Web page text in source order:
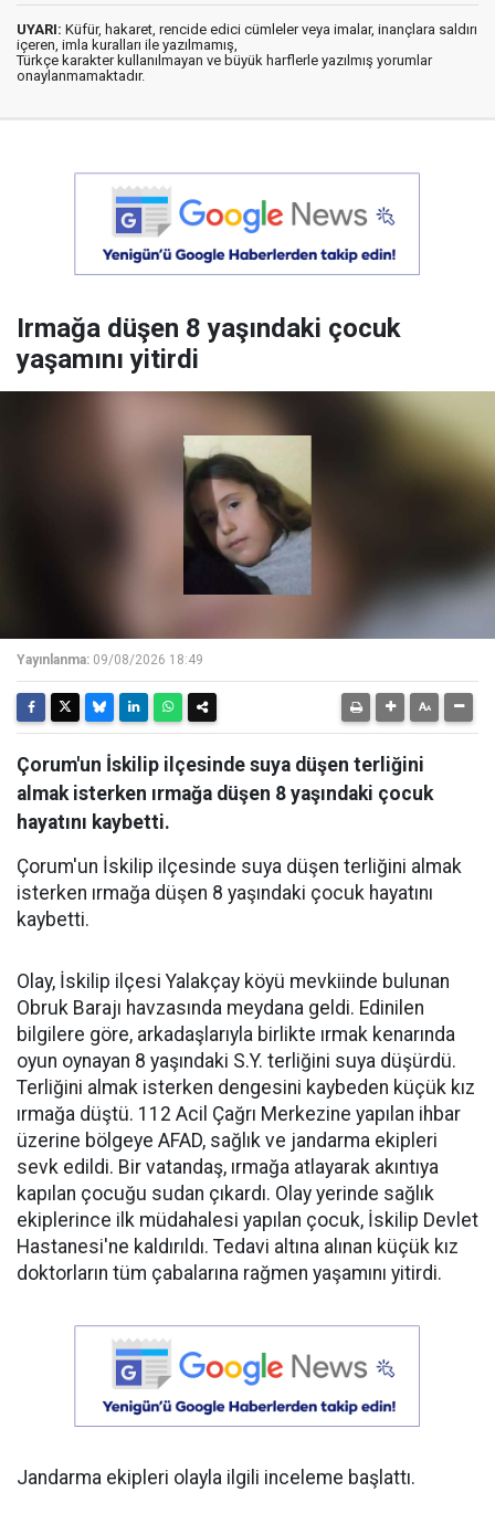
UYARI: Küfür, hakaret, rencide edici cümleler veya imalar, inançlara saldırı
içeren, imla kuralları ile yazılmamış,
Türkçe karakter kullanılmayan ve büyük harflerle yazılmış yorumlar
onaylanmamaktadır.
Irmağa düşen 8 yaşındaki çocuk
yaşamını yitirdi
Yayınlanma: 09/08/2026 18:49
Çorum'un İskilip ilçesinde suya düşen terliğini
almak isterken ırmağa düşen 8 yaşındaki çocuk
hayatını kaybetti.
Çorum'un İskilip ilçesinde suya düşen terliğini almak
isterken ırmağa düşen 8 yaşındaki çocuk hayatını
kaybetti.
Olay, İskilip ilçesi Yalakçay köyü mevkiinde bulunan
Obruk Barajı havzasında meydana geldi. Edinilen
bilgilere göre, arkadaşlarıyla birlikte ırmak kenarında
oyun oynayan 8 yaşındaki S.Y. terliğini suya düşürdü.
Terliğini almak isterken dengesini kaybeden küçük kız
ırmağa düştü. 112 Acil Çağrı Merkezine yapılan ihbar
üzerine bölgeye AFAD, sağlık ve jandarma ekipleri
sevk edildi. Bir vatandaş, ırmağa atlayarak akıntıya
kapılan çocuğu sudan çıkardı. Olay yerinde sağlık
ekiplerince ilk müdahalesi yapılan çocuk, İskilip Devlet
Hastanesi'ne kaldırıldı. Tedavi altına alınan küçük kız
doktorların tüm çabalarına rağmen yaşamını yitirdi.
Jandarma ekipleri olayla ilgili inceleme başlattı.